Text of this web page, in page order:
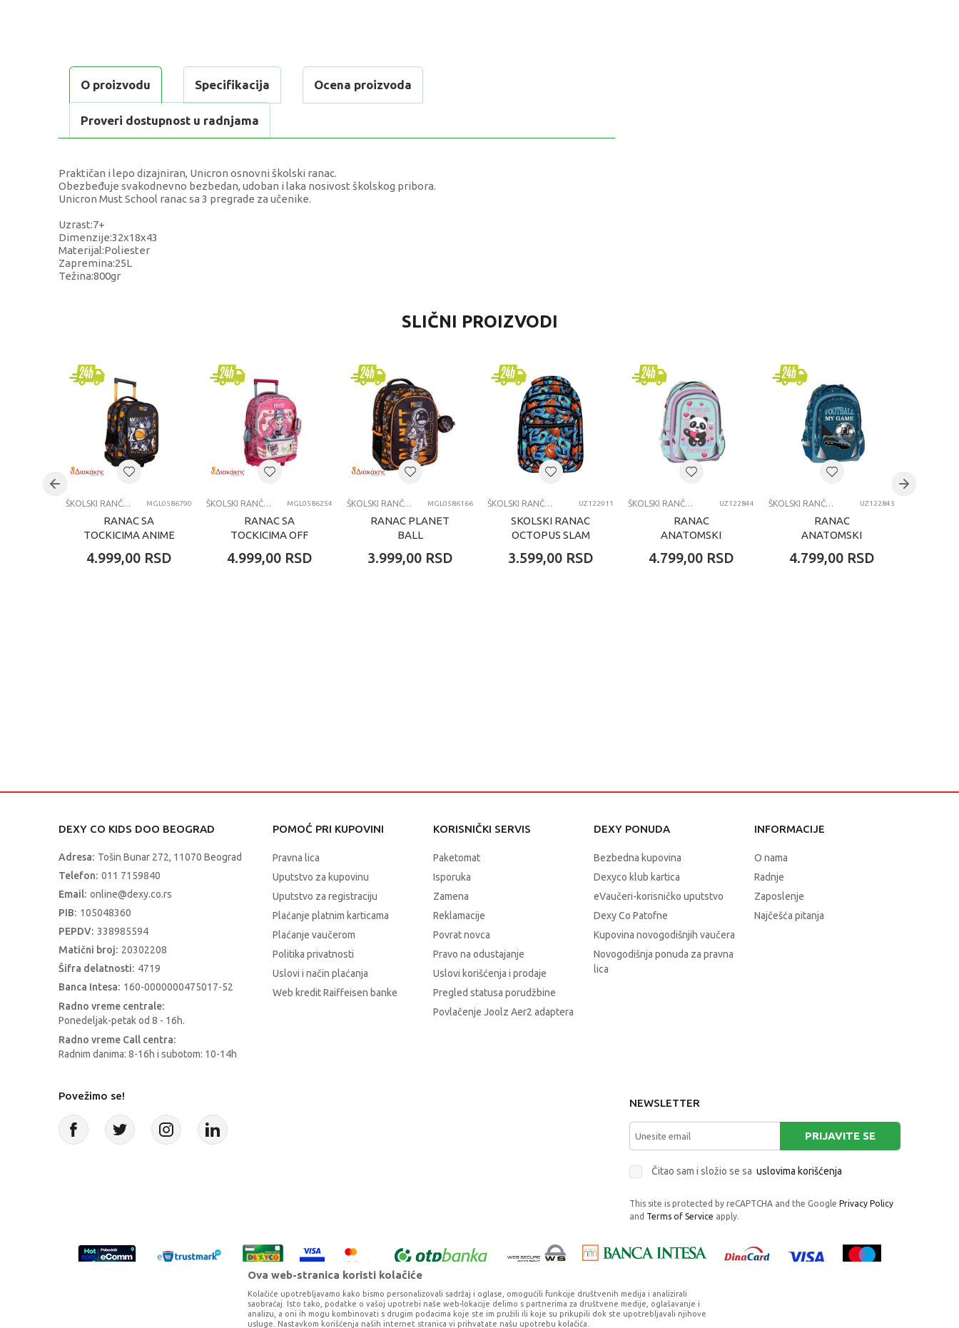
O proizvodu Specifikacija Ocena proizvoda
Proveri dostupnost u radnjama
Praktičan i lepo dizajniran, Unicron osnovni školski ranac.
Obezbeđuje svakodnevno bezbedan, udoban i laka nosivost školskog pribora.
Unicron Must School ranac sa 3 pregrade za učenike.
Uzrast:7+
Dimenzije:32x18x43
Materijal:Poliester
Zapremina:25L
Težina:800gr
Školski rančevi
Brend Diakakis
devojčice
Uzrast 7-8 godina
Kategorija SKOLSKI RANCEVI
SLIČNI PROIZVODI
ŠKOLSKI RANČEVI MGL0586790
RANAC SA
TOCKICIMA ANIME
4.999,00 RSD
ŠKOLSKI RANČEVI MGL0586254
RANAC SA
TOCKICIMA OFF
4.999,00 RSD
ŠKOLSKI RANČEVI MGL0586166
RANAC PLANET
BALL
3.999,00 RSD
ŠKOLSKI RANČEVI UZ122911
SKOLSKI RANAC
OCTOPUS SLAM
3.599,00 RSD
ŠKOLSKI RANČEVI UZ122844
RANAC
ANATOMSKI
FOREVER
4.799,00 RSD
ŠKOLSKI RANČEVI UZ122843
RANAC
ANATOMSKI
FOOTBALL MY
4.799,00 RSD
DEXY CO KIDS DOO BEOGRAD
Adresa: Tošin Bunar 272, 11070 Beograd
Telefon: 011 7159840
Email: online@dexy.co.rs
PIB: 105048360
PEPDV: 338985594
Matični broj: 20302208
Šifra delatnosti: 4719
Banca Intesa: 160-0000000475017-52
Radno vreme centrale:
Ponedeljak-petak od 8 - 16h.
Radno vreme Call centra:
Radnim danima: 8-16h i subotom: 10-14h
POMOĆ PRI KUPOVINI
Pravna lica
Uputstvo za kupovinu
Uputstvo za registraciju
Plaćanje platnim karticama
Plaćanje vaučerom
Politika privatnosti
Uslovi i način plaćanja
Web kredit Raiffeisen banke
KORISNIČKI SERVIS
Paketomat
Isporuka
Zamena
Reklamacije
Povrat novca
Pravo na odustajanje
Uslovi korišćenja i prodaje
Pregled statusa porudžbine
Povlačenje Joolz Aer2 adaptera
DEXY PONUDA
Bezbedna kupovina
Dexyco klub kartica
eVaučeri-korisničko uputstvo
Dexy Co Patofne
Kupovina novogodišnjih vaučera
Novogodišnja ponuda za pravna
lica
INFORMACIJE
O nama
Radnje
Zaposlenje
Najčešća pitanja
Povežimo se!
NEWSLETTER
PRIJAVITE SE
Čitao sam i složio se sa uslovima korišćenja
This site is protected by reCAPTCHA and the Google Privacy Policy
and Terms of Service apply.
Ova web-stranica koristi kolačiće
Kolačiće upotrebljavamo kako bismo personalizovali sadržaj i oglase, omogućili funkcije društvenih medija i analizirali
saobraćaj. Isto tako, podatke o vašoj upotrebi naše web-lokacije delimo s partnerima za društvene medije, oglašavanje i
analizu, a oni ih mogu kombinovati s drugim podacima koje ste im pružili ili koje su prikupili dok ste upotrebljavali njihove
usluge. Nastavkom korišćenja naših internet stranica vi prihvatate našu upotrebu kolačića.